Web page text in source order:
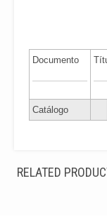
Documento
Catálogo
RELATED